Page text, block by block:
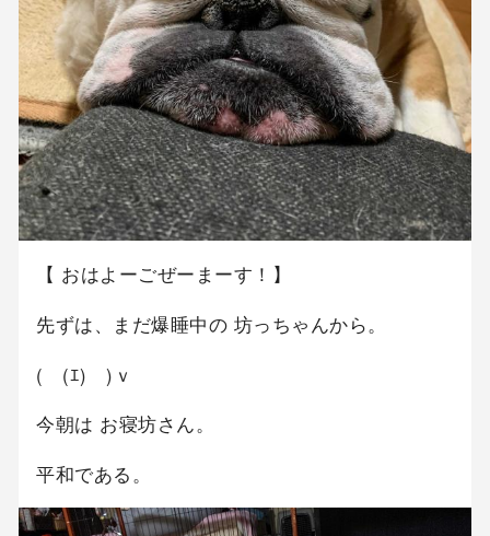
【 おはよーごぜーまーす！】
先ずは、まだ爆睡中の 坊っちゃんから。
(￣(ｴ)￣)ｖ
今朝は お寝坊さん。
平和である。